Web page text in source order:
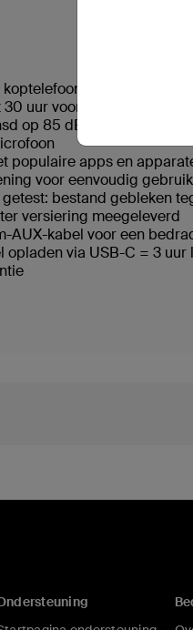
ontworpen voor
uur voor onafgebroken
op 85 dB ter
populaire apps en
voor eenvoudig
bestand gebleken
versiering meegeleverd
AUX-kabel voor een
opladen via USB-C = 3